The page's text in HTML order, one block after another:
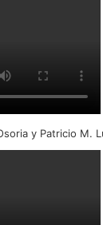
y Patricio M.